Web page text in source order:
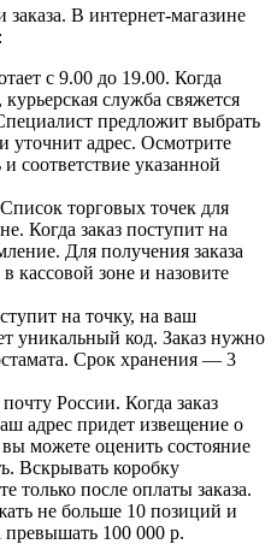
В интернет-магазине
с 9.00 до 19.00. Когда
служба свяжется
предложит выбрать
уточнит адрес. Осмотрите
соответствие указанной
торговых точек для
Когда заказ поступит на
Для получения заказа
кассовой зоне и назовите
на точку, на ваш
уникальный код. Заказ нужно
Срок хранения — 3
России. Когда заказ
адрес придет извещение о
можете оценить состояние
Вскрывать коробку
только после оплаты заказа.
не больше 10 позиций и
превышать 100 000 р.